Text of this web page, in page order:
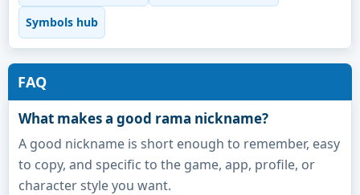
Symbols hub
FAQ
What makes a good rama nickname?
A good nickname is short enough to remember, easy
to copy, and specific to the game, app, profile, or
character style you want.